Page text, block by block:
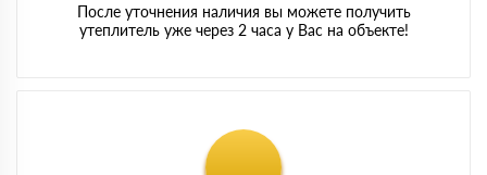
После уточнения наличия вы можете получить
утеплитель уже через 2 часа у Вас на объекте!